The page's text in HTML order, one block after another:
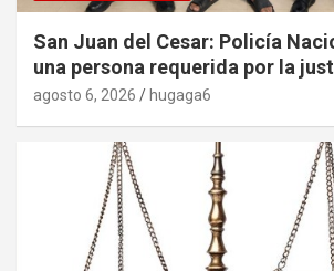
San Juan del Cesar: Policía
una persona requerida por la
agosto 6, 2026 hugaga6